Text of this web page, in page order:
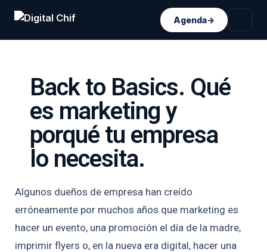
Agenda→
Back to Basics. Qué
es marketing y
porqué tu empresa
lo necesita.
Algunos dueños de empresa han creído
erróneamente por muchos años que marketing es
hacer un evento, una promoción el día de la madre,
imprimir flyers o, en la nueva era digital, hacer una